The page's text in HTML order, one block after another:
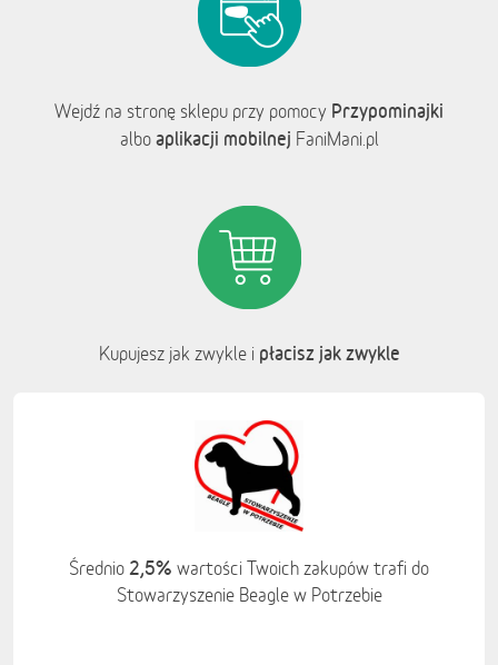
Wejdź na stronę sklepu przy pomocy Przypominajki
albo aplikacji mobilnej FaniMani.pl
Kupujesz jak zwykle i płacisz jak zwykle
Średnio 2,5% wartości Twoich zakupów trafi do
Stowarzyszenie Beagle w Potrzebie